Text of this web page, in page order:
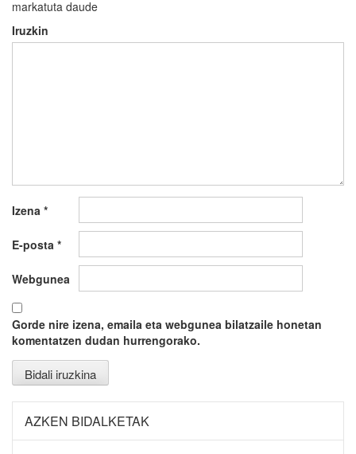
markatuta daude
Iruzkin
Izena *
E-posta *
Webgunea
Gorde nire izena, emaila eta webgunea bilatzaile honetan
komentatzen dudan hurrengorako.
AZKEN BIDALKETAK